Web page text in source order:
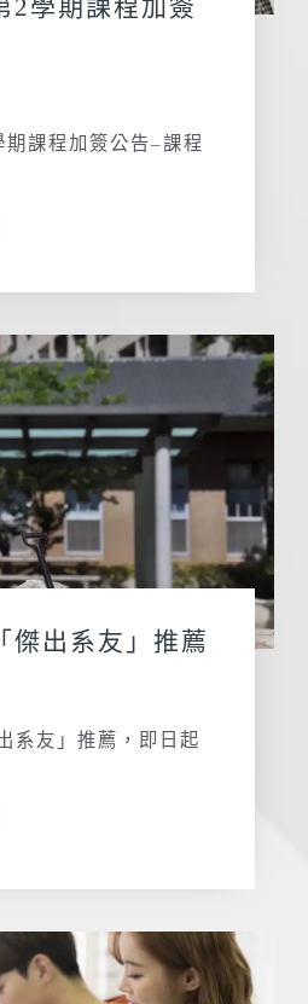
2學期課程加簽
課程加簽公告–課程
傑出系友」推薦
系友」推薦，即日起